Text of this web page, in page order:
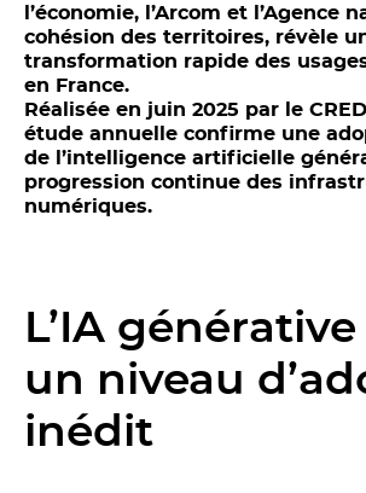
l’économie, l’Arcom et l’Agence
cohésion des territoires, révèle
transformation rapide des
en France.
Réalisée en juin 2025 par le
étude annuelle confirme une
de l’intelligence artificielle
progression continue des
numériques.
L’IA
un niveau
inédit